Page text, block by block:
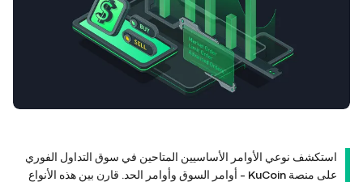
استكشف نوعي الأوامر الأساسيين المتاحين في سوق التداول الفوري
على منصة KuCoin - أوامر السوق وأوامر الحد. قارن بين هذه الأنواع